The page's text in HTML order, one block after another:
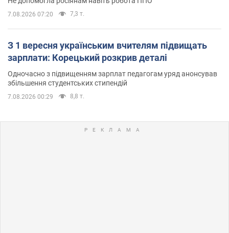
7.08.2026 07:20 7,3 т.
З 1 вересня українським вчителям підвищать
зарплати: Корецький розкрив деталі
Одночасно з підвищенням зарплат педагогам уряд анонсував
збільшення студентських стипендій
7.08.2026 00:29 8,8 т.